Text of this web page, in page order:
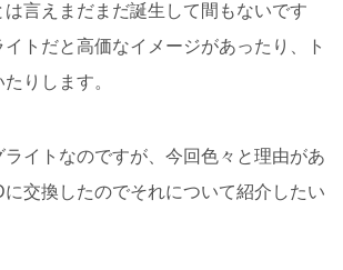
言えまだまだ誕生して間もないです
イトだと高価なイメージがあったり、ト
りします。
イトなのですが、今回色々と理由があ
に交換したのでそれについて紹介したい